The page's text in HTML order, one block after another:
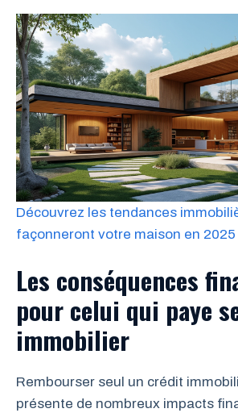
Découvrez les tendances
façonneront votre maison en 2025
Les conséquences
pour celui qui paye
immobilier
Rembourser seul un crédit
présente de nombreux impacts